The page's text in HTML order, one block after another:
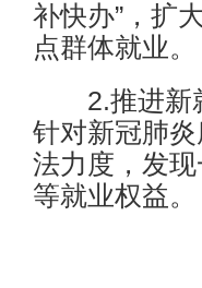
补快办”，扩
点群体就业。
2.推进新就
针对新冠肺
法力度，发
等就业权益。